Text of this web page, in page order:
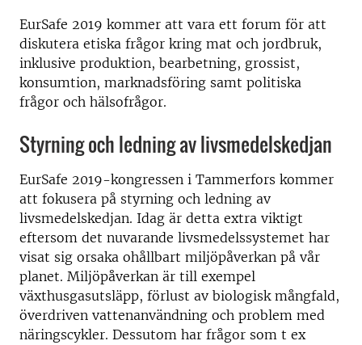
EurSafe 2019 kommer att vara ett forum för att
diskutera etiska frågor kring mat och jordbruk,
inklusive produktion, bearbetning, grossist,
konsumtion, marknadsföring samt politiska
frågor och hälsofrågor.
Styrning och ledning av livsmedelskedjan
EurSafe 2019-kongressen i Tammerfors kommer
att fokusera på styrning och ledning av
livsmedelskedjan. Idag är detta extra viktigt
eftersom det nuvarande livsmedelssystemet har
visat sig orsaka ohållbart miljöpåverkan på vår
planet. Miljöpåverkan är till exempel
växthusgasutsläpp, förlust av biologisk mångfald,
överdriven vattenanvändning och problem med
näringscykler. Dessutom har frågor som t ex